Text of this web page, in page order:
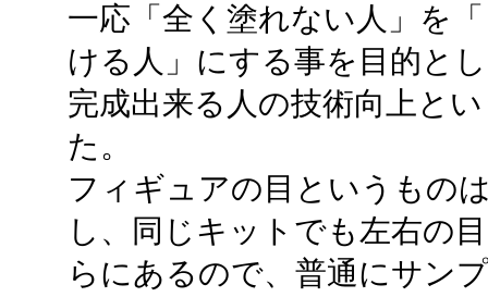
一応「全く塗れない人」を
ける人」にする事を目的と
完成出来る人の技術向上と
た。
フィギュアの目というもの
し、同じキットでも左右の
らにあるので、普通にサン